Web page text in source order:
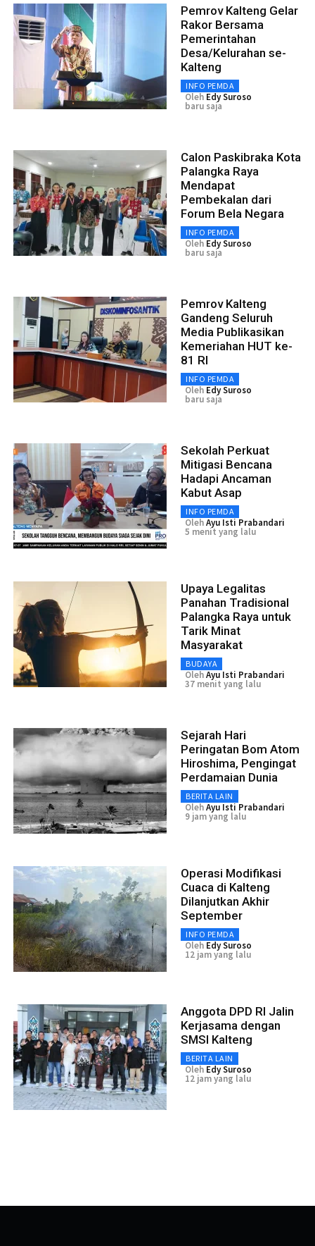
Pemrov Kalteng Gelar
Rakor Bersama
Pemerintahan
Desa/Kelurahan se-
Kalteng
INFO PEMDA
Oleh Edy Suroso
baru saja
Calon Paskibraka Kota
Palangka Raya
Mendapat
Pembekalan dari
Forum Bela Negara
INFO PEMDA
Oleh Edy Suroso
baru saja
Pemrov Kalteng
Gandeng Seluruh
Media Publikasikan
Kemeriahan HUT ke-
81 RI
INFO PEMDA
Oleh Edy Suroso
baru saja
Sekolah Perkuat
Mitigasi Bencana
Hadapi Ancaman
Kabut Asap
INFO PEMDA
OlehAyu Isti Prabandari
5 menit yang lalu
Upaya Legalitas
Panahan Tradisional
Palangka Raya untuk
Tarik Minat
Masyarakat
BUDAYA
OlehAyu Isti Prabandari
37 menit yang lalu
Sejarah Hari
Peringatan Bom Atom
Hiroshima, Pengingat
Perdamaian Dunia
BERITA LAIN
OlehAyu Isti Prabandari
9 jam yang lalu
Operasi Modifikasi
Cuaca di Kalteng
Dilanjutkan Akhir
September
INFO PEMDA
Oleh Edy Suroso
12 jam yang lalu
Anggota DPD RI Jalin
Kerjasama dengan
SMSI Kalteng
BERITA LAIN
Oleh Edy Suroso
12 jam yang lalu